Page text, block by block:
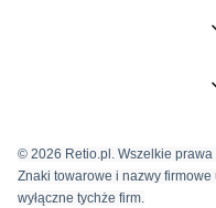
© 2026 Retio.pl. Wszelkie prawa
Znaki towarowe i nazwy
wyłączne tychże firm.